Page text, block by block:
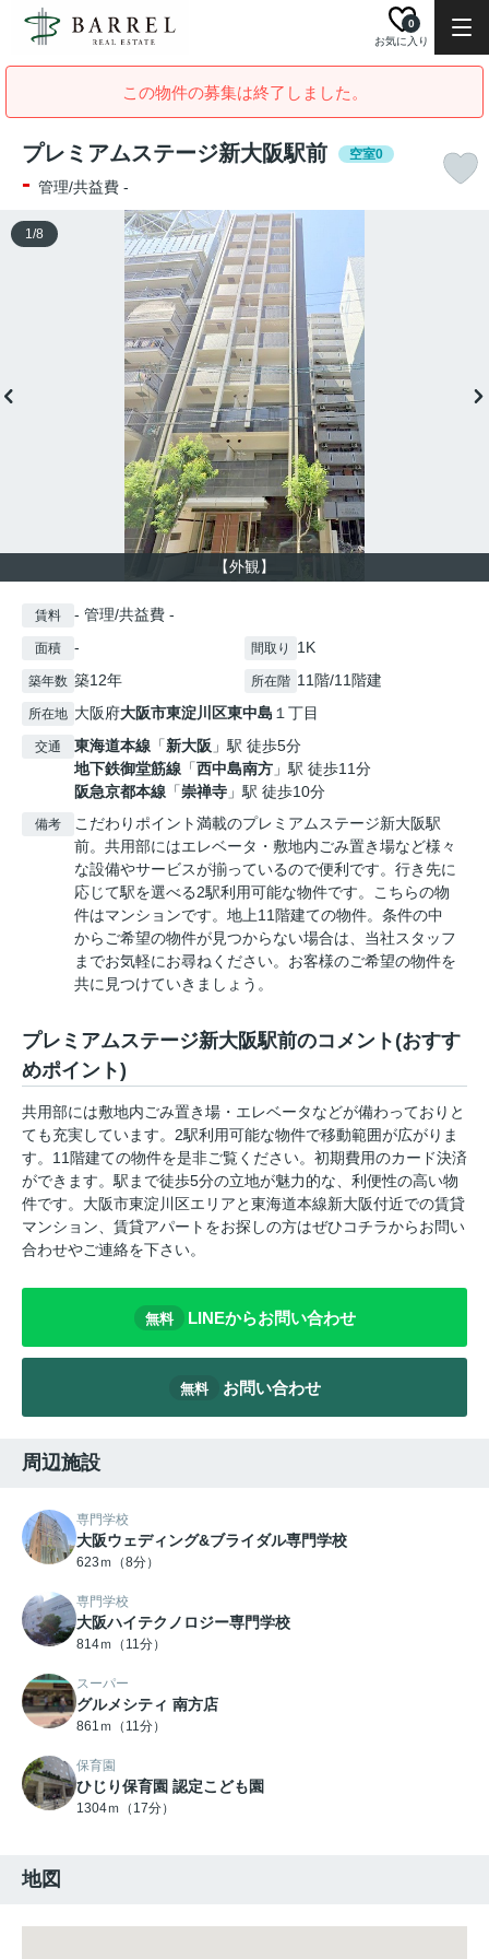
お気に入り
0
この物件の募集は終了しました。
プレミアムステージ新大阪駅前 空室0
- 管理/共益費 -
【外観】
1/8
賃料 - 管理/共益費 -
面積 - 間取り 1K
築年数 築12年 所在階 11階/11階建
所在地 大阪府大阪市東淀川区東中島 １丁目
交通 東海道本線 「新大阪 」駅 徒歩5分
地下鉄御堂筋線 「西中島南方 」駅 徒歩11分
阪急京都本線 「崇禅寺 」駅 徒歩10分
備考
こだわりポイント満載のプレミアムステージ新大阪駅
前。共用部にはエレベータ・敷地内ごみ置き場など様々
な設備やサービスが揃っているので便利です。行き先に
応じて駅を選べる2駅利用可能な物件です。こちらの物
件はマンションです。地上11階建ての物件。条件の中
からご希望の物件が見つからない場合は、当社スタッフ
までお気軽にお尋ねください。お客様のご希望の物件を
共に見つけていきましょう。
プレミアムステージ新大阪駅前のコメント(おすす
めポイント)
共用部には敷地内ごみ置き場・エレベータなどが備わっておりと
ても充実しています。2駅利用可能な物件で移動範囲が広がりま
す。11階建ての物件を是非ご覧ください。初期費用のカード決済
ができます。駅まで徒歩5分の立地が魅力的な、利便性の高い物
件です。大阪市東淀川区エリアと東海道本線新大阪付近での賃貸
マンション、賃貸アパートをお探しの方はぜひコチラからお問い
合わせやご連絡を下さい。
無料 LINEからお問い合わせ
無料 お問い合わせ
周辺施設
専門学校
大阪ウェディング&ブライダル専門学校
623ｍ（8分）
専門学校
大阪ハイテクノロジー専門学校
814ｍ（11分）
スーパー
グルメシティ 南方店
861ｍ（11分）
保育園
ひじり保育園 認定こども園
1304ｍ（17分）
地図